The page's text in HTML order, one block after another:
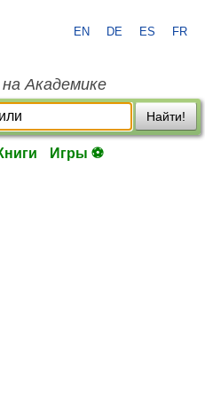
EN DE ES FR
Академике
Найти!
Игры ⚽